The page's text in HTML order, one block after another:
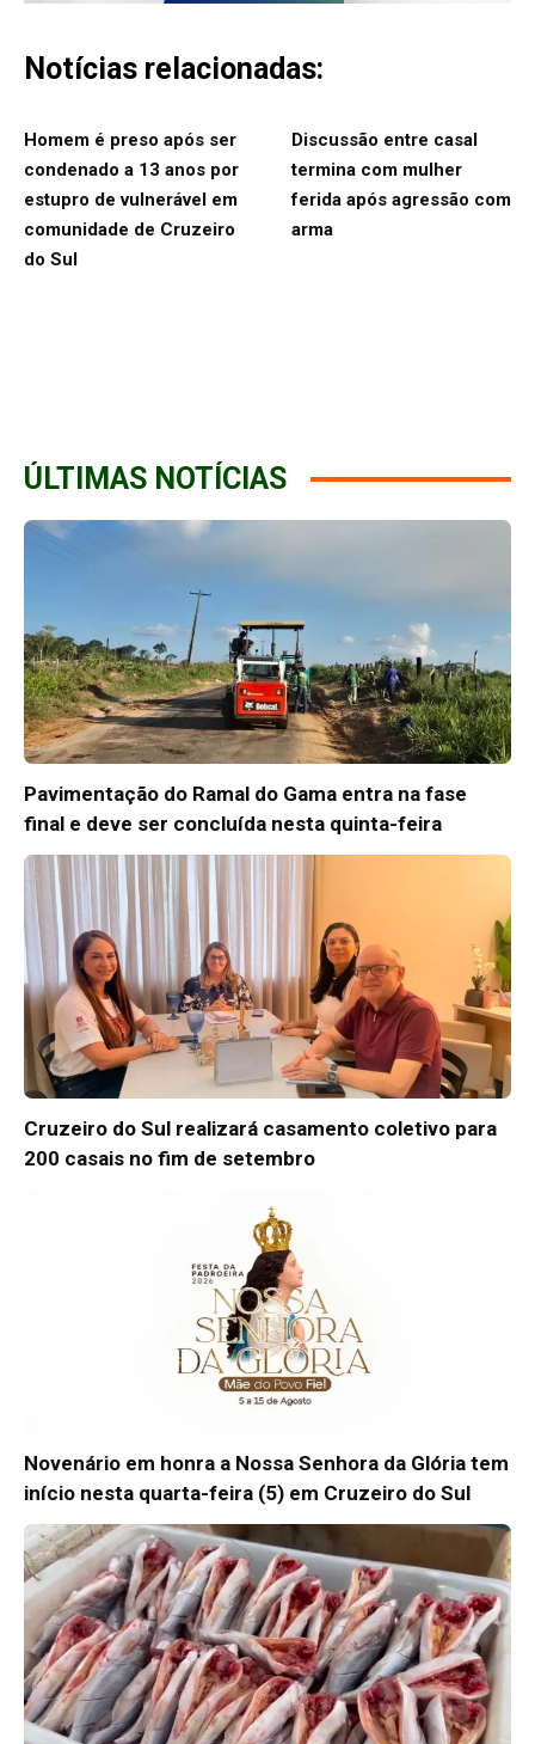
Notícias relacionadas:
Homem é preso após ser
condenado a 13 anos por
estupro de vulnerável em
comunidade de Cruzeiro
do Sul
Discussão entre casal
termina com mulher
ferida após agressão com
arma
ÚLTIMAS NOTÍCIAS
Pavimentação do Ramal do Gama entra na fase
final e deve ser concluída nesta quinta-feira
Cruzeiro do Sul realizará casamento coletivo para
200 casais no fim de setembro
Novenário em honra a Nossa Senhora da Glória tem
início nesta quarta-feira (5) em Cruzeiro do Sul